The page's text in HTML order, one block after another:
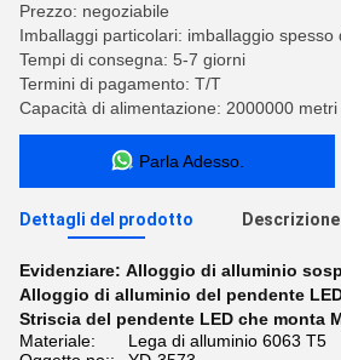
Prezzo: negoziabile
Imballaggi particolari: imballaggio spesso
Tempi di consegna: 5-7 giorni
Termini di pagamento: T/T
Capacità di alimentazione: 2000000
Parla Adesso.
Dettagli del prodotto
Evidenziare: Alloggio di alluminio
Alloggio di alluminio del pendente
Striscia del pendente LED che monta
Materiale:
Lega di alluminio 6063 T5